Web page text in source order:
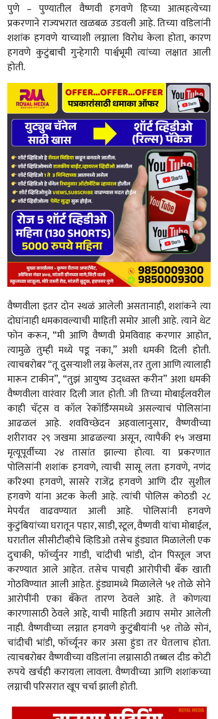
पुणे – पुण्यातील वैष्णवी हगवणे हिच्या आत्महत्येच्या
प्रकरणाने राज्यभरात खळबळ उडवली आहे. तिच्या वडिलांनी
शशांक हगवणे याच्याशी लग्नाला विरोध केला होता, कारण
हगवणे कुटुंबाची गुन्हेगारी पार्श्वभूमी त्यांच्या लक्षात आली
होती.
वैष्णवीला इतर दोन स्थळं आलेली असतानाही, शशांकने त्या
दोघांनाही धमकावल्याची माहिती समोर आली आहे. त्याने थेट
फोन करून, “मी आणि वैष्णवी प्रेमविवाह करणार आहोत,
त्यामुळे तुम्ही मध्ये पडू नका,” अशी धमकी दिली होती.
त्याचबरोबर “तू दुसऱ्याशी लग्न केलंस, तर तुला आणि त्यालाही
मारून टाकीन”, “तुझं आयुष्य उद्ध्वस्त करीन” अशा धमकी
वैष्णवीला वारंवार दिली जात होती. जी तिच्या मोबाईलवरील
काही चॅट्स व कॉल रेकॉर्डिंग्समध्ये असल्याचं पोलिसांना
आढळलं आहे. शवविच्छेदन अहवालानुसार, वैष्णवीच्या
शरीरावर २९ जखमा आढळल्या असून, त्यापैकी १५ जखमा
मृत्यूपूर्वीच्या २४ तासांत झाल्या होत्या. या प्रकरणात
पोलिसांनी शशांक हगवणे, त्याची सासू लता हगवणे, नणंद
करिश्मा हगवणे, सासरे राजेंद्र हगवणे आणि दीर सुशील
हगवणे यांना अटक केली आहे. त्यांची पोलिस कोठडी २८
मेपर्यंत वाढवण्यात आली आहे. पोलिसांनी हगवणे
कुटुंबियांच्या घरातून पहार, साडी, स्टूल, वैष्णवी यांचा मोबाईल,
घरातील सीसीटीव्हीचे व्हिडिओ तसेच हुंड्यात मिळालेली एक
दुचाकी, फॉर्च्युनर गाडी, चांदीची भांडी, दोन पिस्तूल जप्त
करण्यात आले आहेत. तसेच पाचही आरोपीची बँक खाती
गोठविण्यात आली आहेत. हुंड्यामध्ये मिळालेले ५१ तोळे सोने
आरोपींनी एका बँकेत तारण ठेवले आहे. ते कोणत्या
कारणासाठी ठेवले आहे, याची माहिती अद्याप समोर आलेली
नाही. वैष्णवीच्या लग्नात हगवणे कुटुंबीयांनी ५१ तोळे सोनं,
चांदीची भांडी, फॉर्च्यूनर कार असा हुंडा तर घेतलाच होता.
त्याचबरोबर वैष्णवीच्या वडिलांना लग्नासाठी तब्बल दीड कोटी
रुपये खर्चही करायला लावला. वैष्णवीच्या आणि शशांकच्या
लग्नाची परिसरात खूप चर्चा झाली होती.